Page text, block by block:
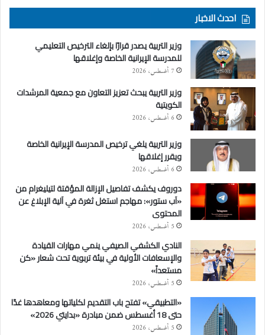
احدث الاخبار
وزير التربية يصدر قرارًا بإلغاء الترخيص التعليمي
للمدرسة الإيرانية الخاصة وإغلاقها
7 أغسطس، 2026
وزير التربية يبحث تعزيز التعاون مع جمعية المرشدات
الكويتية
6 أغسطس، 2026
وزير التربية يلغي ترخيص المدرسة الإيرانية الخاصة
ويقرر إغلاقها
6 أغسطس، 2026
دوروف يكشف تفاصيل الإزالة المؤقتة لتيليغرام من
«آب ستور»: مهاجم استغل ثغرة في آلية الإبلاغ عن
المحتوى
5 أغسطس، 2026
النادي الكشفي الصيفي ينمي مهارات القيادة
والإسعافات الأولية في بيئة تربوية تحت شعار «كن
مستعداً»
5 أغسطس، 2026
«التطبيقي» تفتح باب التقديم لكلياتها ومعاهدها غدًا
حتى 18 أغسطس ضمن مبادرة «بدايتي 2026»
5 أغسطس، 2026